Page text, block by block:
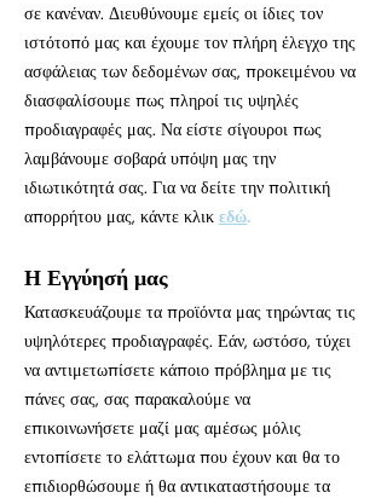
σε κανέναν. Διευθύνουμε εμείς οι ίδιες τον
ιστότοπό μας και έχουμε τον πλήρη έλεγχο της
ασφάλειας των δεδομένων σας, προκειμένου να
διασφαλίσουμε πως πληροί τις υψηλές
προδιαγραφές μας. Να είστε σίγουροι πως
λαμβάνουμε σοβαρά υπόψη μας την
ιδιωτικότητά σας. Για να δείτε την πολιτική
απορρήτου μας, κάντε κλικ εδώ.
Η Εγγύησή μας
Κατασκευάζουμε τα προϊόντα μας τηρώντας τις
υψηλότερες προδιαγραφές. Εάν, ωστόσο, τύχει
να αντιμετωπίσετε κάποιο πρόβλημα με τις
πάνες σας, σας παρακαλούμε να
επικοινωνήσετε μαζί μας αμέσως μόλις
εντοπίσετε το ελάττωμα που έχουν και θα το
επιδιορθώσουμε ή θα αντικαταστήσουμε τα